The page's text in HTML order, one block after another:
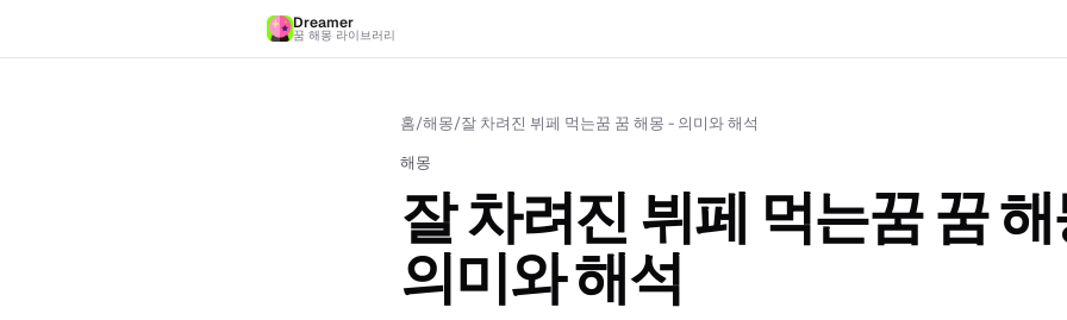
Dreamer
꿈 해몽 라이브러리
홈/해몽/잘 차려진 뷔페 먹는꿈 꿈 해몽 - 의미와 해석
해몽
잘 차려진 뷔페 먹는꿈 꿈
의미와 해석